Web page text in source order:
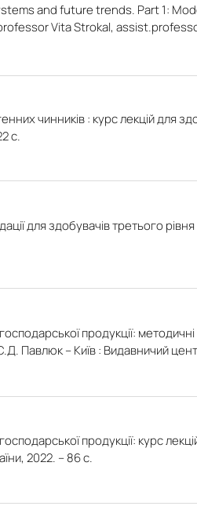
and future trends. Part 1:
Vita Strokal,
чинників : курс лекцій для
с.
для здобувачів третього рівня
продукції:
Павлюк – Київ : Видавничий
продукції: курс
2022. – 86 с.